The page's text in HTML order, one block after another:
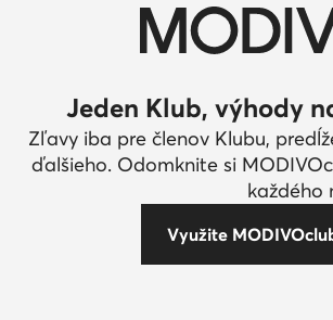
Jeden Klub, výhody
Zľavy iba pre členov Klubu,
ďalšieho. Odomknite si
každého
Využite